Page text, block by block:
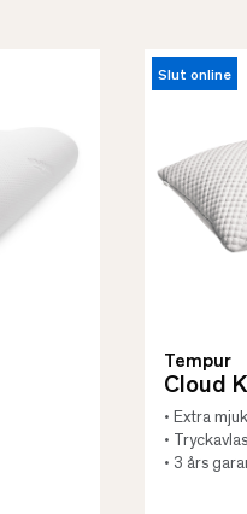
Slut online
Tempur
Cloud
• Extra
•
• 3 års